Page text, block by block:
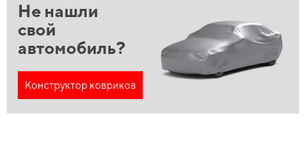
Не нашли
свой
автомобиль?
Конструктор ковриков